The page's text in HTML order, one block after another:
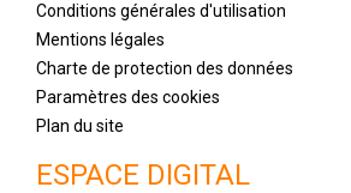
Conditions générales d'utilisation
Mentions légales
Charte de protection des données
Paramètres des cookies
Plan du site
ESPACE DIGITAL